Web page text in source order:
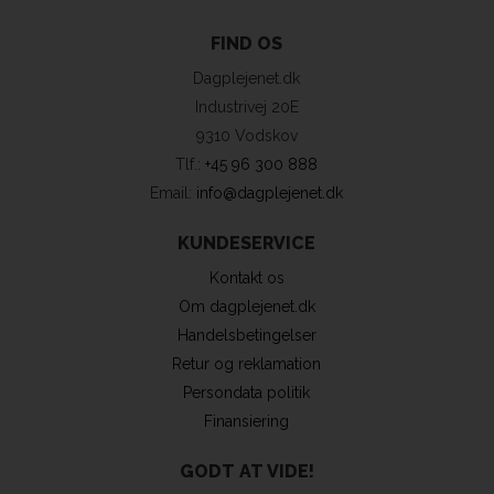
FIND OS
Dagplejenet.dk
Industrivej 20E
9310 Vodskov
Tlf.:+45 96 300 888
Email: info@dagplejenet.dk
KUNDESERVICE
Kontakt os
Om dagplejenet.dk
Handelsbetingelser
Retur og reklamation
Persondata politik
Finansiering
GODT AT VIDE!